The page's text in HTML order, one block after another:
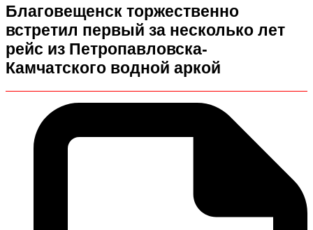
Благовещенск торжественно
встретил первый за несколько лет
рейс из Петропавловска-
Камчатского водной аркой